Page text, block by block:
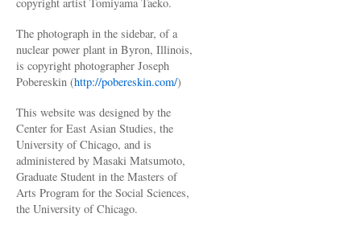
The photograph in the sidebar, of a
nuclear power plant in Byron, Illinois,
is copyright photographer Joseph
Pobereskin (http://pobereskin.com/)
This website was designed by the
Center for East Asian Studies, the
University of Chicago, and is
administered by Masaki Matsumoto,
Graduate Student in the Masters of
Arts Program for the Social Sciences,
the University of Chicago.